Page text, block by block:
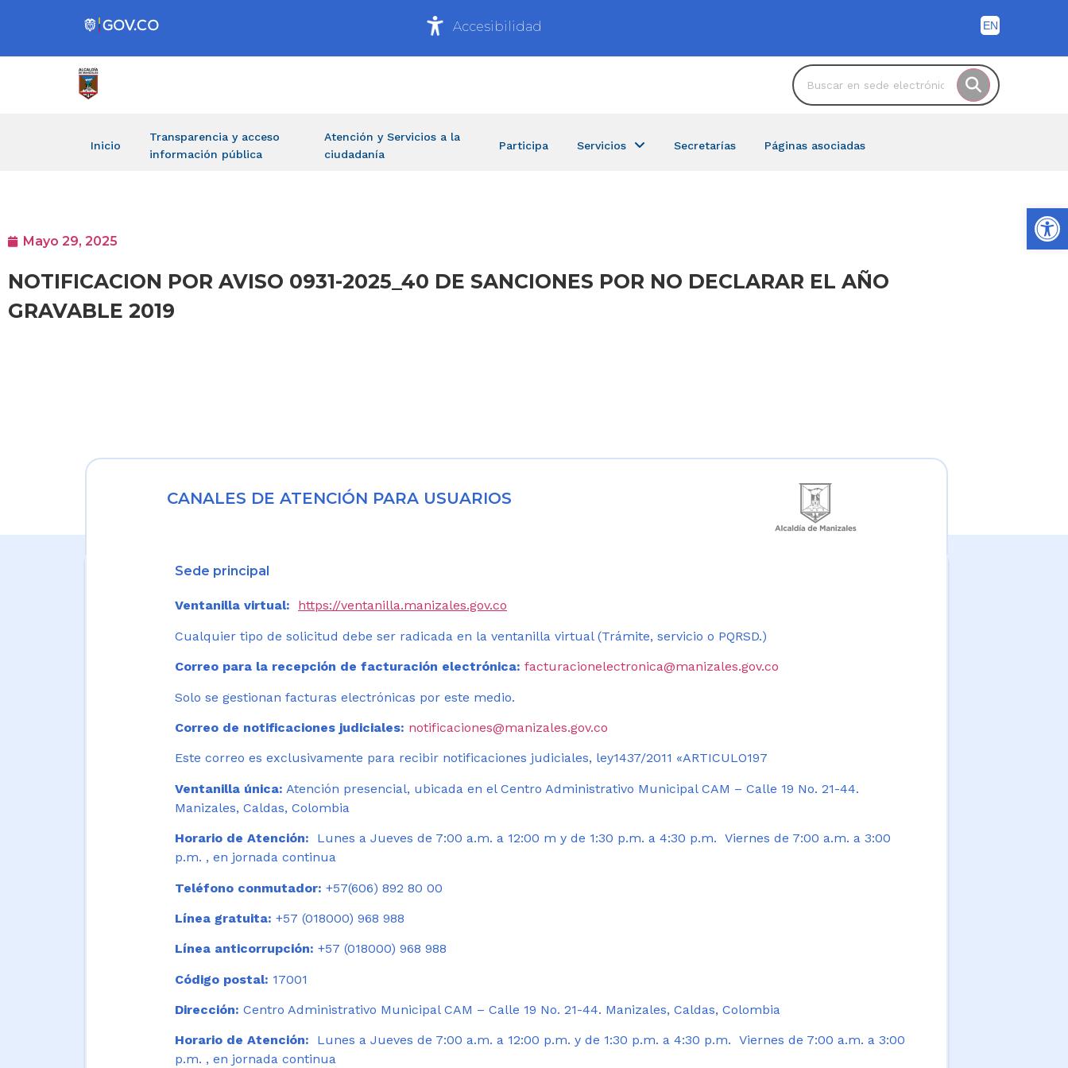
Accesibilidad
Inicio
Transparencia y acceso
información pública
Atención y Servicios a la
ciudadanía
Participa Servicios Secretarías Páginas asociadas
Mayo 29, 2025
NOTIFICACION POR AVISO 0931-2025_40 DE SANCIONES POR NO DECLARAR EL AÑO
GRAVABLE 2019
CANALES DE ATENCIÓN PARA USUARIOS
Sede principal
Ventanilla virtual: https://ventanilla.manizales.gov.co
Cualquier tipo de solicitud debe ser radicada en la ventanilla virtual (Trámite, servicio o PQRSD.)
Correo para la recepción de facturación electrónica: facturacionelectronica@manizales.gov.co
Solo se gestionan facturas electrónicas por este medio.
Correo de notificaciones judiciales: notificaciones@manizales.gov.co
Este correo es exclusivamente para recibir notificaciones judiciales, ley1437/2011 «ARTICULO197
Ventanilla única: Atención presencial, ubicada en el Centro Administrativo Municipal CAM – Calle 19 No. 21-44.
Manizales, Caldas, Colombia
Horario de Atención:
Lunes a Jueves de 7:00 a.m. a 12:00 m y de 1:30 p.m. a 4:30 p.m. Viernes de 7:00 a.m. a 3:00
p.m. , en jornada continua
Teléfono conmutador: +57(606) 892 80 00
Línea gratuita: +57 (018000) 968 988
Línea anticorrupción: +57 (018000) 968 988
Código postal: 17001
Dirección: Centro Administrativo Municipal CAM – Calle 19 No. 21-44. Manizales, Caldas, Colombia
Horario de Atención: Lunes a Jueves de 7:00 a.m. a 12:00 p.m. y de 1:30 p.m. a 4:30 p.m. Viernes de 7:00 a.m. a 3:00
p.m. , en jornada continua